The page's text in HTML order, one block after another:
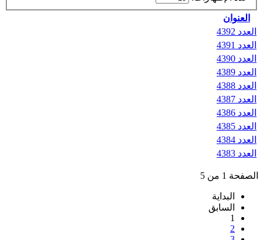
العنوان
العدد 4392
العدد 4391
العدد 4390
العدد 4389
العدد 4388
العدد 4387
العدد 4386
العدد 4385
العدد 4384
العدد 4383
الصفحة 1 من 5
البداية
السابق
1
2